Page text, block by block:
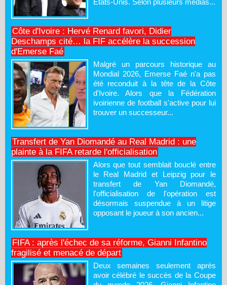
Côte d'Ivoire : Hervé Renard favori, Didier
Deschamps cité… la FIF accélère la succession
d'Emerse Faé
Malgré un parcours historique au
Mondial 2026, Emerse Faé n'a pas
été reconduit à la tête de la Côte
d'Ivoire. Alors que la Fédération
ivoirienne de football s'active pour lui
trouver un successeur...
Transfert de Yan Diomandé au Real Madrid : une
plainte à la FIFA retarde l'officialisation
Alors que tout semblait bouclé entre
le Real Madrid et Leipzig pour le
transfert de Yan Diomandé,
l'officialisation de l'opération est
désormais suspendue à un litige
opposant le joueur à son ancien...
FIFA : après l'échec de sa réforme, Gianni Infantino
fragilisé et menacé de départ
Deux semaines seulement après
avoir célébré le succès de la Coupe